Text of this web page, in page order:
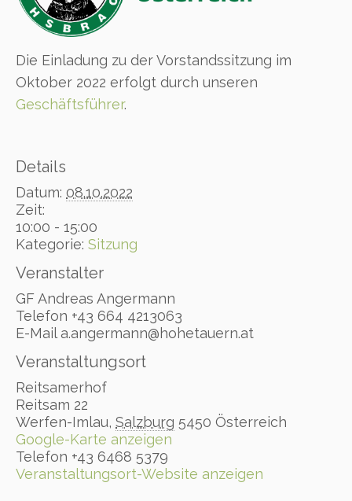
Die Einladung zu der Vorstandssitzung im
Oktober 2022 erfolgt durch unseren
Geschäftsführer.
Details
Datum: 08.10.2022
Zeit:
10:00 - 15:00
Kategorie: Sitzung
Veranstaltungsort
Reitsamerhof
Reitsam 22
Werfen-Imlau, Salzburg 5450 Österreich
Google-Karte anzeigen
Telefon +43 6468 5379
Veranstaltungsort-Website anzeigen
Veranstalter
GF Andreas Angermann
Telefon +43 664 4213063
E-Mail a.angermann@hohetauern.at